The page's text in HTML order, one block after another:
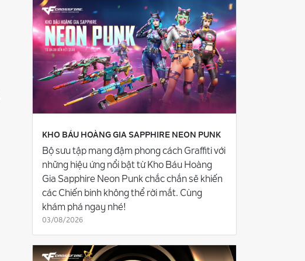
KHO BÁU HOÀNG GIA SAPPHIRE NEON PUNK
Bộ sưu tập mang đậm phong cách Graffiti với
những hiệu ứng nổi bật từ Kho Báu Hoàng
Gia Sapphire Neon Punk chắc chắn sẽ khiến
các Chiến binh không thể rời mắt. Cùng
khám phá ngay nhé!
03/08/2026